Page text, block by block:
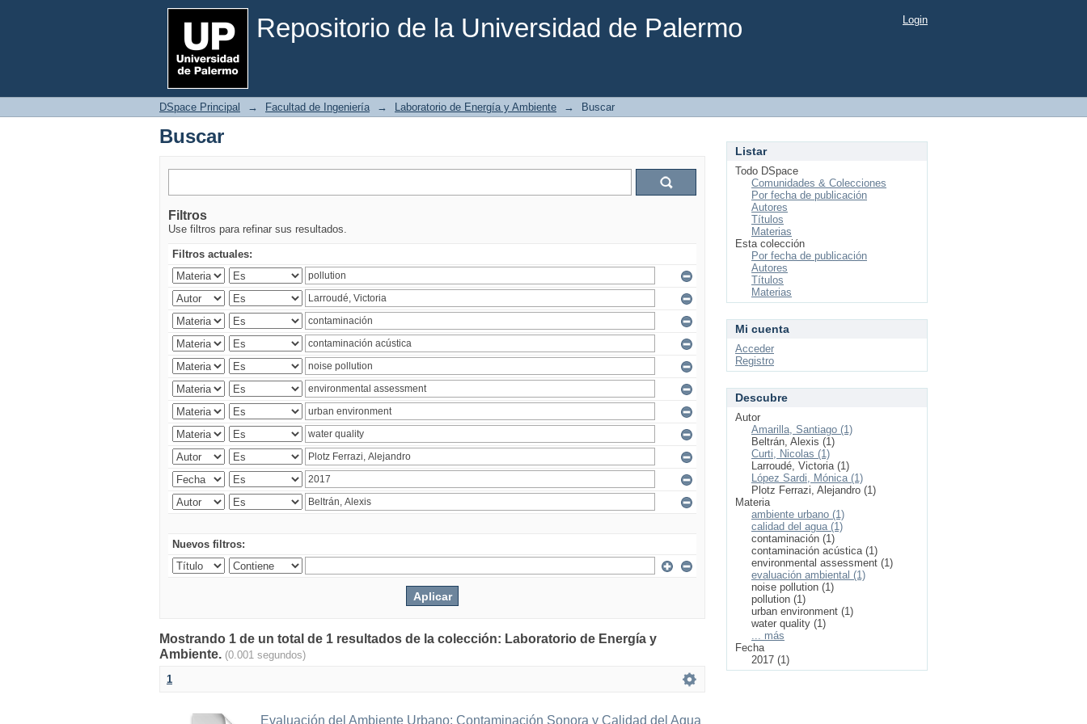
Repositorio de la Universidad de Palermo
Buscar Login
DSpace Principal → Facultad de Ingeniería → Laboratorio de Energía y Ambiente → Buscar
Buscar
Filtros
Use filtros para refinar sus resultados.
Filtros actuales:
Nuevos filtros:
Mostrando 1 de un total de 1 resultados de la colección: Laboratorio de Energía y
Ambiente. (0.001 segundos)
1
Evaluación del Ambiente Urbano: Contaminación Sonora y Calidad del Agua
Listar
Todo DSpace
Comunidades & Colecciones
Por fecha de publicación
Autores
Títulos
Materias
Esta colección
Por fecha de publicación
Autores
Títulos
Materias
Mi cuenta
Acceder
Registro
Descubre
Autor
Amarilla, Santiago (1)
Beltrán, Alexis (1)
Curti, Nicolas (1)
Larroudé, Victoria (1)
López Sardi, Mónica (1)
Plotz Ferrazi, Alejandro (1)
Materia
ambiente urbano (1)
calidad del agua (1)
contaminación (1)
contaminación acústica (1)
environmental assessment (1)
evaluación ambiental (1)
noise pollution (1)
pollution (1)
urban environment (1)
water quality (1)
... más
Fecha
2017 (1)